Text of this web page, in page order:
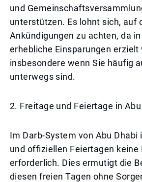
und
unterstützen. Es lohnt sich, auf
Ankündigungen zu achten, da
erhebliche Einsparungen erzielt
insbesondere wenn Sie häufig
unterwegs sind.
2. Freitage und Feiertage in
Im Darb-System von Abu Dhabi
und offiziellen Feiertagen keine
erforderlich. Dies ermutigt die
diesen freien Tagen ohne